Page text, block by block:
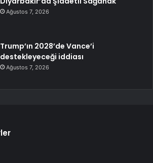
Ağustos 7, 2026
Trump’ın 2028’de Vance’i
destekleyeceği iddiası
Ağustos 7, 2026